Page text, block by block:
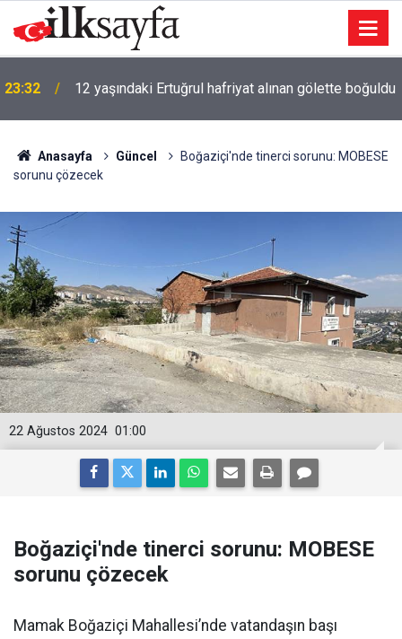
23:11 Uludağ'da çıkan orman yangınına müdahale sürüyor
Anasayfa Güncel
Boğaziçi'nde tinerci sorunu: MOBESE
sorunu çözecek
01:00
22 Ağustos 2024
Boğaziçi'nde tinerci sorunu: MOBESE
sorunu çözecek
Mamak Boğaziçi Mahallesi’nde vatandaşın başı